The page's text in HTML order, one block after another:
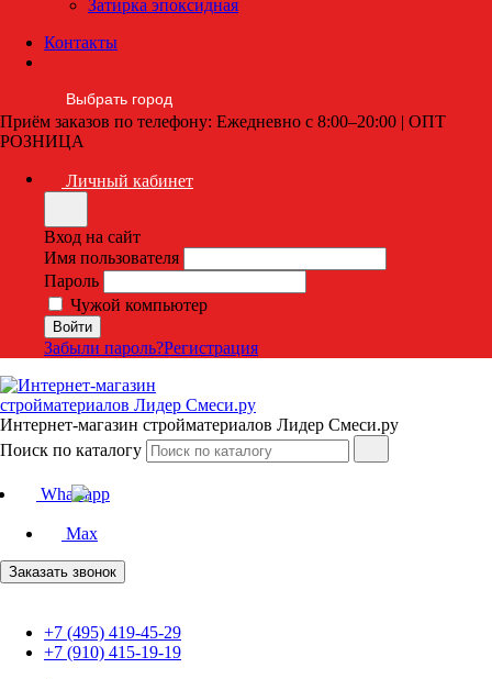
Затирка эпоксидная
Контакты
Выбрать город
Приём заказов по телефону: Ежедневно с 8:00–20:00 | ОПТ
РОЗНИЦА
Личный кабинет
Вход на сайт
Имя пользователя
Пароль
Чужой компьютер
Забыли пароль?Регистрация
Интернет-магазин стройматериалов Лидер Смеси.ру
Поиск по каталогу
Whatsapp
Max
Заказать звонок
+7 (495) 419-45-29
+7 (910) 415-19-19